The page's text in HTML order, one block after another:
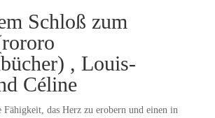
Schloß zum
, Louis-
Céline
Fähigkeit, das Herz zu erobern und einen in